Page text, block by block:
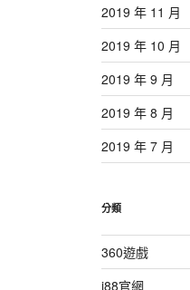
2019 年 11 月
2019 年 10 月
2019 年 9 月
2019 年 8 月
2019 年 7 月
分類
360遊戲
i88官網